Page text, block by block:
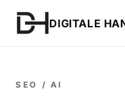
DIGITALE
SEO / AI